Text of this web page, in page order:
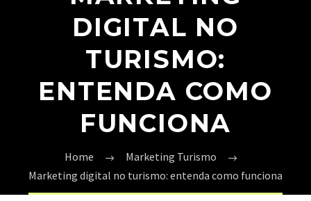
DIGITAL NO
TURISMO:
ENTENDA COMO
FUNCIONA
Home
Marketing Turismo
Marketing digital no turismo: entenda como funciona